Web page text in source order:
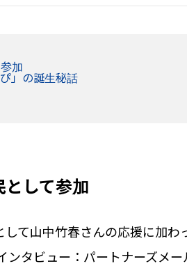
加
」の誕生秘話
として参加
て山中竹春さんの応援に加わ
タビュー：パートナーズメー